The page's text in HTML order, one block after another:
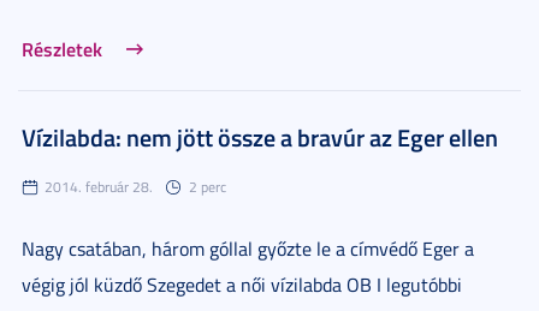
Részletek
Vízilabda: nem jött össze a bravúr az Eger ellen
2014. február 28. 2 perc
Nagy csatában, három góllal győzte le a címvédő Eger a
végig jól küzdő Szegedet a női vízilabda OB I legutóbbi